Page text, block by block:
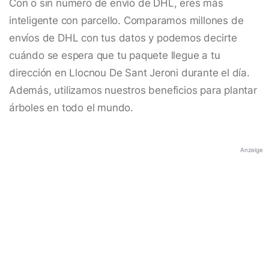
Con o sin número de envío de DHL, eres más
inteligente con parcello. Comparamos millones de
envíos de DHL con tus datos y podemos decirte
cuándo se espera que tu paquete llegue a tu
dirección en Llocnou De Sant Jeroni durante el día.
Además, utilizamos nuestros beneficios para plantar
árboles en todo el mundo.
Anzeige